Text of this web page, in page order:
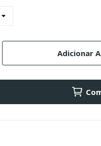
Adicionar